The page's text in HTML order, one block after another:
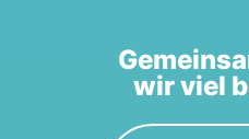
wir viel